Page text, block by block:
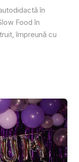
în
Food în
împreună cu